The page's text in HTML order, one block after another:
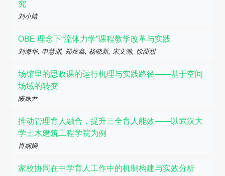
究
刘小靖
OBE 理念下“流体力学”课程教学改革与实践
刘海华, 申慧渊, 郑煜鑫, 杨晓新, 宋文瀚, 徐甜甜
场馆里的思政课的运行机理与实践路径——基于空间
场域的转变
陈姝尹
推动管理育人融合，提升三全育人能效——以武汉大
学土木建筑工程学院为例
肖娴娴
家校协同在中学育人工作中的机制构建与实效分析